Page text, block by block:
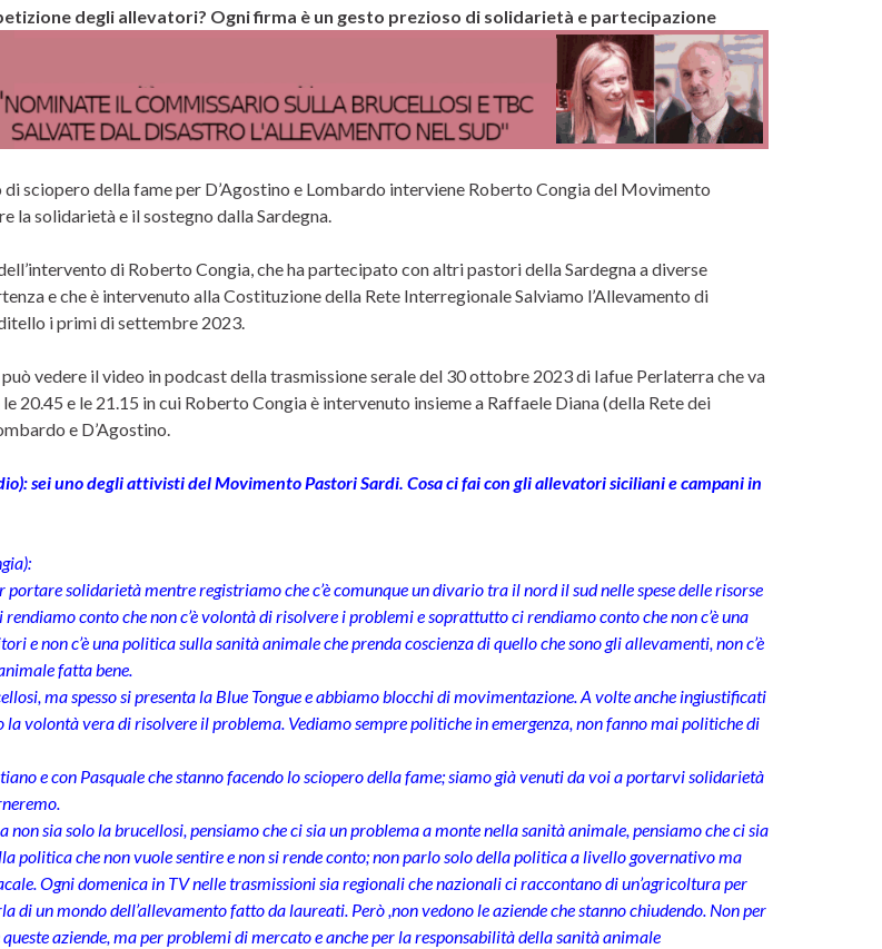
degli allevatori? Ogni firma è un gesto prezioso di solidarietà e partecipazione
sciopero della fame per D’Agostino e Lombardo interviene Roberto Congia del Movimento
la solidarietà e il sostegno dalla Sardegna.
di Roberto Congia, che ha partecipato con altri pastori della Sardegna a diverse
e che è intervenuto alla Costituzione della Rete Interregionale Salviamo l’Allevamento di
i primi di settembre 2023.
vedere il video in podcast della trasmissione serale del 30 ottobre 2023 di Iafue Perlaterra che va
20.45 e le 21.15 in cui Roberto Congia è intervenuto insieme a Raffaele Diana (della Rete dei
e D’Agostino.
sei uno degli attivisti del Movimento Pastori Sardi. Cosa ci fai con gli allevatori siciliani e campani in
solidarietà mentre registriamo che c’è comunque un divario tra il nord il sud nelle spese delle risorse
conto che non c’è volontà di risolvere i problemi e soprattutto ci rendiamo conto che non c’è una
e non c’è una politica sulla sanità animale che prenda coscienza di quello che sono gli allevamenti, non c’è
fatta bene.
ma spesso si presenta la Blue Tongue e abbiamo blocchi di movimentazione. A volte anche ingiustificati
la volontà vera di risolvere il problema. Vediamo sempre politiche in emergenza, non fanno mai politiche di
e con Pasquale che stanno facendo lo sciopero della fame; siamo già venuti da voi a portarvi solidarietà
non sia solo la brucellosi, pensiamo che ci sia un problema a monte nella sanità animale, pensiamo che ci sia
politica che non vuole sentire e non si rende conto; non parlo solo della politica a livello governativo ma
Ogni domenica in TV nelle trasmissioni sia regionali che nazionali ci raccontano di un’agricoltura per
di un mondo dell’allevamento fatto da laureati. Però ,non vedono le aziende che stanno chiudendo. Non per
aziende, ma per problemi di mercato e anche per la responsabilità della sanità animale